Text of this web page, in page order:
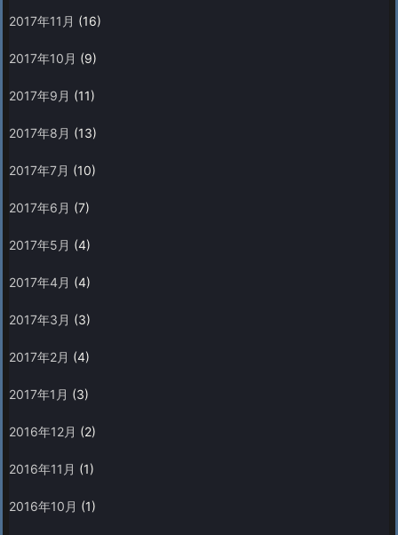
2017年11月 (16)
2017年10月 (9)
2017年9月 (11)
2017年8月 (13)
2017年7月 (10)
2017年6月 (7)
2017年5月 (4)
2017年4月 (4)
2017年3月 (3)
2017年2月 (4)
2017年1月 (3)
2016年12月 (2)
2016年11月 (1)
2016年10月 (1)